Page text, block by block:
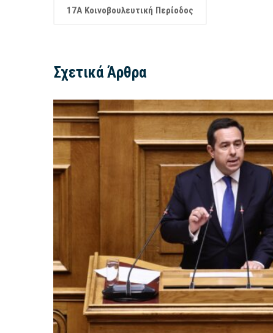
17Α Κοινοβουλευτική Περίοδος
Σχετικά Άρθρα